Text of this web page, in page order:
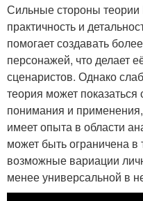
Сильные стороны
практичность и
помогает создавать
персонажей, что делает
сценаристов. Однако
теория может
понимания и
имеет опыта в области
может быть ограничена в
возможные вариации
менее универсальной в